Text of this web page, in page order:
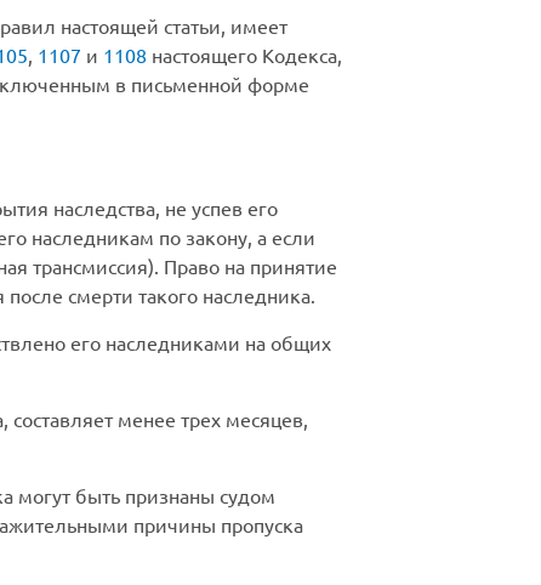
настоящей статьи, имеет
, 1107 и 1108 настоящего Кодекса,
в письменной форме
наследства, не успев его
наследникам по закону, а если
трансмиссия). Право на принятие
смерти такого наследника.
его наследниками на общих
составляет менее трех месяцев,
могут быть признаны судом
причины пропуска